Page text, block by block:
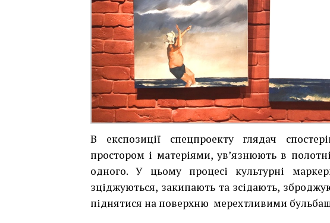
В експозиції спецпроекту глядач
простором і матеріями, ув’язнюють в
одного. У цьому процесі культурні
зціджуються, закипають та зсідають,
піднятися на поверхню мерехтливими